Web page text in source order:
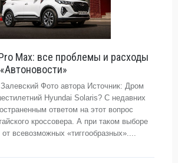
Max: все проблемы и расходы
Фото автора Источник: Дром
Hyundai Solaris? С недавних
ответом на этот вопрос
кроссовера. А при таком выборе
всевозможных «тиггообразных»....